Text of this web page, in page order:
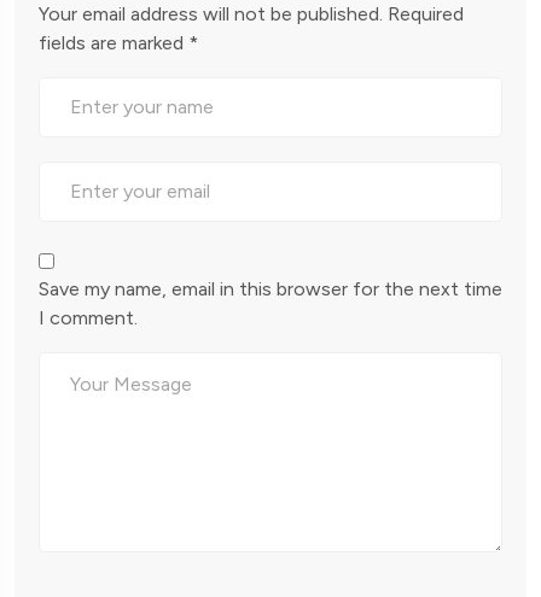
Your email address will not be published. Required
fields are marked *
Save my name, email in this browser for the next time
I comment.